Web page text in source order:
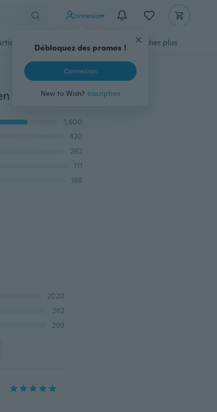
Connexion
Débloquez des promos !
Connexion
New to Wish? Inscription
pour animaux domestiques Afficher plus
1 PC New Fashion Gogoey Marque Gogoey Montres en cuir rose or Montres Femme Femme Robe décontractée Montres-bracelet en quartz Reloj Mujer
1,600
420
262
111
188
2020
262
299